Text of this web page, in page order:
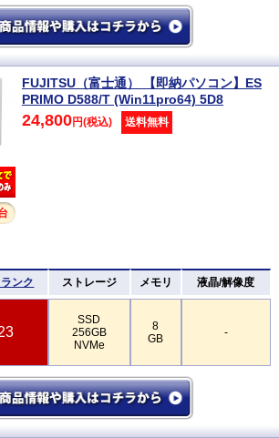
FUJITSU（富士通） 【即納パソコン】ES
PRIMO D588/T (Win11pro64) 5D8
24,800円(税込) 送料無料
ンク ストレージ メモリ 液晶/解像度
SSD
256GB
NVMe
8
GB
-